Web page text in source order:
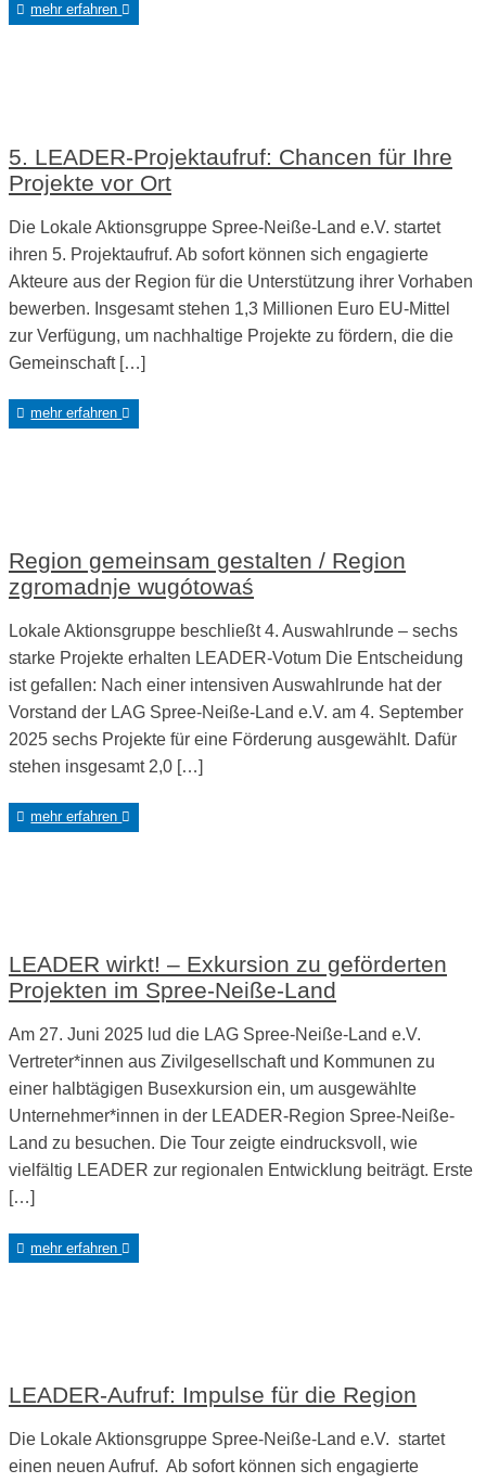
mehr erfahren
5. LEADER-Projektaufruf: Chancen für Ihre
Projekte vor Ort
Die Lokale Aktionsgruppe Spree-Neiße-Land e.V. startet
ihren 5. Projektaufruf. Ab sofort können sich engagierte
Akteure aus der Region für die Unterstützung ihrer Vorhaben
bewerben. Insgesamt stehen 1,3 Millionen Euro EU-Mittel
zur Verfügung, um nachhaltige Projekte zu fördern, die die
Gemeinschaft […]
mehr erfahren
Region gemeinsam gestalten / Region
zgromadnje wugótowaś
Lokale Aktionsgruppe beschließt 4. Auswahlrunde – sechs
starke Projekte erhalten LEADER-Votum Die Entscheidung
ist gefallen: Nach einer intensiven Auswahlrunde hat der
Vorstand der LAG Spree-Neiße-Land e.V. am 4. September
2025 sechs Projekte für eine Förderung ausgewählt. Dafür
stehen insgesamt 2,0 […]
mehr erfahren
LEADER wirkt! – Exkursion zu geförderten
Projekten im Spree-Neiße-Land
Am 27. Juni 2025 lud die LAG Spree-Neiße-Land e.V.
Vertreter*innen aus Zivilgesellschaft und Kommunen zu
einer halbtägigen Busexkursion ein, um ausgewählte
Unternehmer*innen in der LEADER-Region Spree-Neiße-
Land zu besuchen. Die Tour zeigte eindrucksvoll, wie
vielfältig LEADER zur regionalen Entwicklung beiträgt. Erste
[…]
mehr erfahren
LEADER-Aufruf: Impulse für die Region
Die Lokale Aktionsgruppe Spree-Neiße-Land e.V. startet
einen neuen Aufruf. Ab sofort können sich engagierte